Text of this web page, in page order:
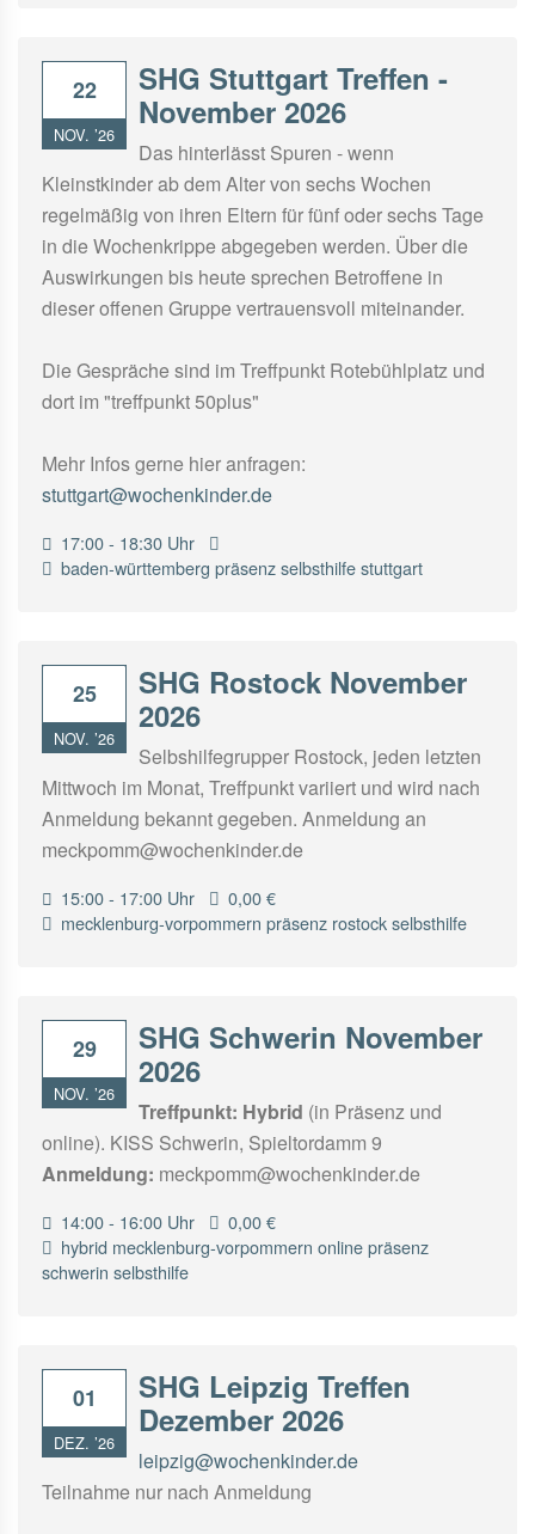
22
NOV. ’26
SHG Stuttgart Treffen -
November 2026
Das hinterlässt Spuren - wenn
Kleinstkinder ab dem Alter von sechs Wochen
regelmäßig von ihren Eltern für fünf oder sechs Tage
in die Wochenkrippe abgegeben werden. Über die
Auswirkungen bis heute sprechen Betroffene in
dieser offenen Gruppe vertrauensvoll miteinander.
Die Gespräche sind im Treffpunkt Rotebühlplatz und
dort im "treffpunkt 50plus"
Mehr Infos gerne hier anfragen:
stuttgart@wochenkinder.de
17:00 - 18:30 Uhr
baden-württemberg präsenzselbsthilfestuttgart
25
NOV. ’26
SHG Rostock November
2026
Selbshilfegrupper Rostock, jeden letzten
Mittwoch im Monat, Treffpunkt variiert und wird nach
Anmeldung bekannt gegeben. Anmeldung an
meckpomm@wochenkinder.de
15:00 - 17:00 Uhr
0,00 €
mecklenburg-vorpommern präsenz rostockselbsthilfe
29
NOV. ’26
SHG Schwerin November
2026
Treffpunkt: Hybrid (in Präsenz und
online). KISS Schwerin, Spieltordamm 9
Anmeldung: meckpomm@wochenkinder.de
14:00 - 16:00 Uhr
0,00 €
hybrid mecklenburg-vorpommern onlinepräsenz
schwerin selbsthilfe
01
DEZ. ’26
SHG Leipzig Treffen
Dezember 2026
leipzig@wochenkinder.de
Teilnahme nur nach Anmeldung